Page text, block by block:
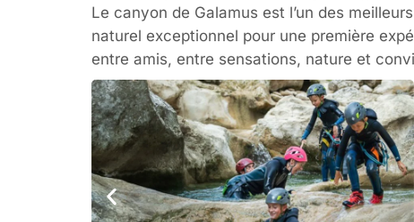
Le canyon de Galamus est l’un des
naturel exceptionnel pour une première
entre amis, entre sensations, nature et